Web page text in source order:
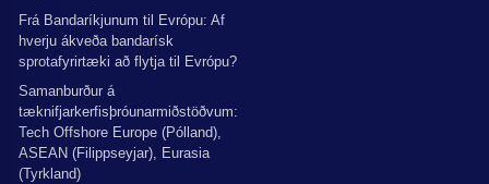
Frá Bandaríkjunum til Evrópu: Af
hverju ákveða bandarísk
sprotafyrirtæki að flytja til Evrópu?
Samanburður á
tæknifjarkerfisþróunarmiðstöðvum:
Tech Offshore Europe (Pólland),
ASEAN (Filippseyjar), Eurasia
(Tyrkland)